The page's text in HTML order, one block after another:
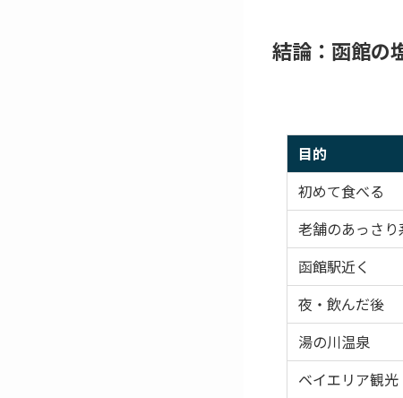
結論：函館の
目的
初めて食べる
老舗のあっさり
函館駅近く
夜・飲んだ後
湯の川温泉
ベイエリア観光